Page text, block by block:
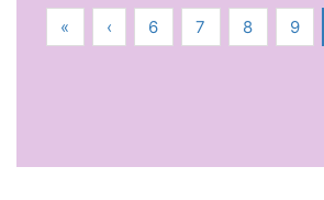
« ‹ 6 7 8 9